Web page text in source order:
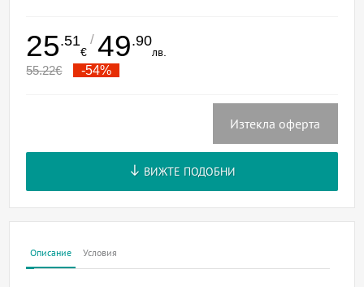
25.51
€
/ 49.90
лв.
55.22€ -54%
Изтекла оферта
ВИЖТЕ ПОДОБНИ
Описание Условия